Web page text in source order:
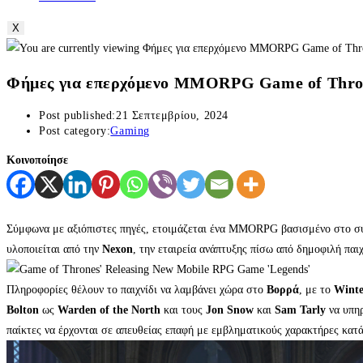
X
Φήμες για επερχόμενο MMORPG Game of
Post published: 21 Σεπτεμβρίου, 2024
Post category:Gaming
Κοινοποίησε
Σύμφωνα με αξιόπιστες πηγές, ετοιμάζεται ένα MMORPG βασισμένο στο
υλοποιείται από την Nexon , την εταιρεία ανάπτυξης πίσω από δημοφιλή
Πληροφορίες θέλουν το παιχνίδι να λαμβάνει χώρα στο Βορρά , με το
Bolton ως Warden of the North και τους Jon Snow και Sam Tarly να
παίκτες να έρχονται σε απευθείας επαφή με εμβληματικούς χαρακτήρες